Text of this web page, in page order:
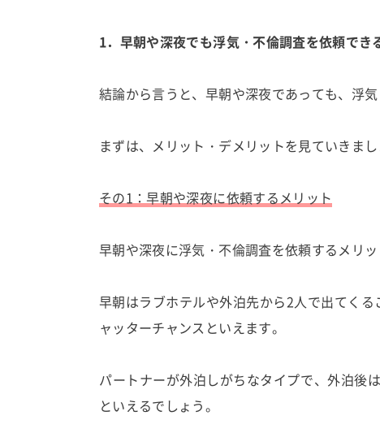
1．早朝や深夜でも浮気・不倫調査を依頼でき
結論から言うと、早朝や深夜であっても、浮
まずは、メリット・デメリットを見ていきまし
その1：早朝や深夜に依頼するメリット
早朝や深夜に浮気・不倫調査を依頼するメリ
早朝はラブホテルや外泊先から2人で出てく
ャッターチャンスといえます。
パートナーが外泊しがちなタイプで、外泊後
といえるでしょう。